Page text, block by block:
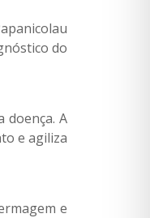
do
doença. A
e agiliza
e